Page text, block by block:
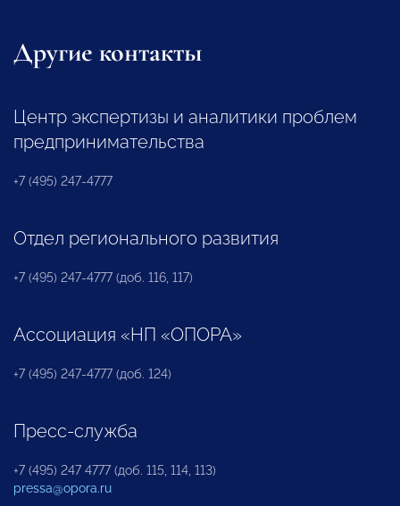
Другие контакты
Центр экспертизы и аналитики проблем
предпринимательства
+7 (495) 247-4777
Отдел регионального развития
+7 (495) 247-4777 (доб. 116, 117)
Ассоциация «НП «ОПОРА»
+7 (495) 247-4777 (доб. 124)
Пресс-служба
+7 (495) 247 4777 (доб. 115, 114, 113)
pressa@opora.ru